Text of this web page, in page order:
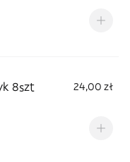
8szt
24,00 zł